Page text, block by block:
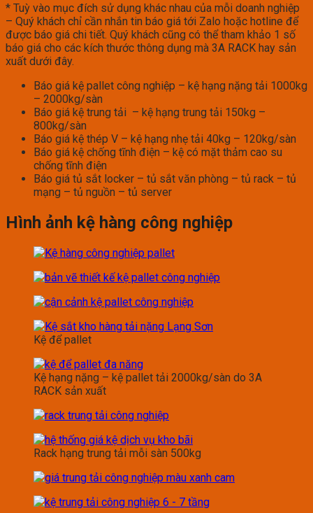
* Tuỳ vào mục đích sử dụng khác nhau của mỗi doanh nghiệp
– Quý khách chỉ cần nhắn tin báo giá tới Zalo hoặc hotline để
được báo giá chi tiết. Quý khách cũng có thể tham khảo 1 số
báo giá cho các kích thước thông dụng mà 3A RACK hay sản
xuất dưới đây.
Báo giá kệ pallet công nghiệp – kệ hạng nặng tải 1000kg
– 2000kg/sàn
Báo giá kệ trung tải – kệ hạng trung tải 150kg –
800kg/sàn
Báo giá kệ thép V – kệ hạng nhẹ tải 40kg – 120kg/sàn
Báo giá kệ chống tĩnh điện – kệ có mặt thảm cao su
chống tĩnh điện
Báo giá tủ sắt locker – tủ sắt văn phòng – tủ rack – tủ
mạng – tủ nguồn – tủ server
Hình ảnh kệ hàng công nghiệp
Kệ để pallet
Kệ hạng nặng – kệ pallet tải 2000kg/sàn do 3A
RACK sản xuất
Rack hạng trung tải mỗi sàn 500kg